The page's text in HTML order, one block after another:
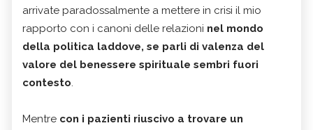
arrivate paradossalmente a mettere in crisi il mio
rapporto con i canoni delle relazioni nel mondo
della politica laddove, se parli di valenza del
valore del benessere spirituale sembri fuori
contesto.
Mentre con i pazienti riuscivo a trovare un